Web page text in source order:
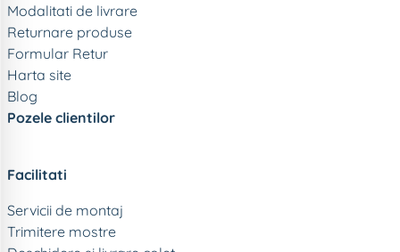
Modalitati de livrare
Returnare produse
Formular Retur
Harta site
Blog
Pozele clientilor
Facilitati
Servicii de montaj
Trimitere mostre